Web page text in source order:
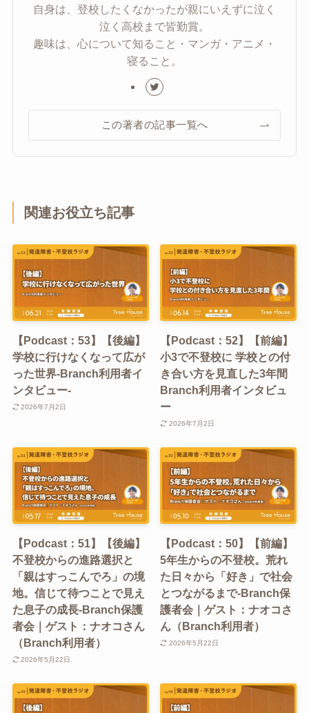
自身は、登校したくなかったが親にいえずに泣く
泣く高校まで皆勤賞。
趣味は、心について知ること・マンガ・アニメ・
寝ること。
この著者の記事一覧へ
関連お役立ち記事
【Podcast：53】【後編】
学校に行けなくなって広が
った世界-Branch利用者イ
ンタビュー-
2026年7月2日
【Podcast：52】【前編】
小3で不登校に 学校との付
き合い方を見直した3年間
Branch利用者インタビュ
ー
2026年7月2日
【Podcast：51】【後編】
不登校からの進路選択と
「親はすっこんでろ」の境
地。信じて待つことで見え
た息子の成長-Branch保護
者会｜ゲスト：ナオコさん
（Branch利用者）
2026年5月22日
【Podcast：50】【前編】
5年生からの不登校。荒れ
た日々から「好き」で社会
とつながるまで-Branch保
護者会｜ゲスト：ナオコさ
ん（Branch利用者）
2026年5月22日